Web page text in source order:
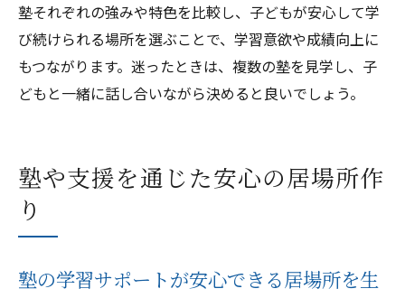
塾それぞれの強みや特色を比較し、子どもが安心して学
び続けられる場所を選ぶことで、学習意欲や成績向上に
もつながります。迷ったときは、複数の塾を見学し、子
どもと一緒に話し合いながら決めると良いでしょう。
塾や支援を通じた安心の居場所作
り
塾の学習サポートが安心できる居場所を生